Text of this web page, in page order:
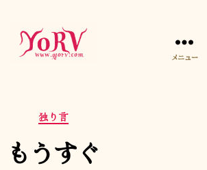
メニュー
カ
テ
ゴ
リ
独り言
もうすぐ